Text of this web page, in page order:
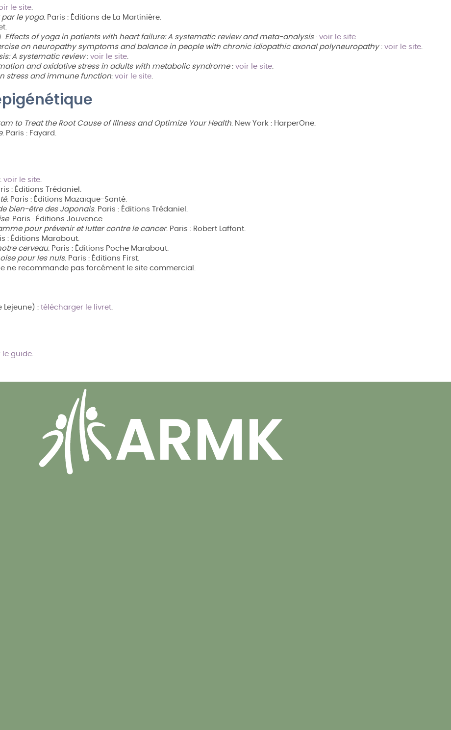
le site.
par le yoga. Paris : Éditions de La Martinière.
Effects of yoga in patients with heart failure: A systematic review and meta-analysis:voir le site.
on neuropathy symptoms and balance in people with chronic idiopathic axonal polyneuropathy:voir le site.
A systematic review:voir le site.
and oxidative stress in adults with metabolic syndrome:voir le site.
stress and immune function:voir le site.
to Treat the Root Cause of Illness and Optimize Your Health . New York : HarperOne.
. Paris : Fayard.
.voir le site.
: Éditions Trédaniel.
. Paris : Éditions Mazaïque-Santé.
bien-être des Japonais. Paris : Éditions Trédaniel.
. Paris : Éditions Jouvence.
pour prévenir et lutter contre le cancer. Paris : Robert Laffont.
: Éditions Marabout.
cerveau. Paris : Éditions Poche Marabout.
pour les nuls. Paris : Éditions First.
ne recommande pas forcément le site commercial.
Lejeune) :télécharger le livret.
le guide.